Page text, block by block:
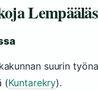
suurin
(Kuntarekry).